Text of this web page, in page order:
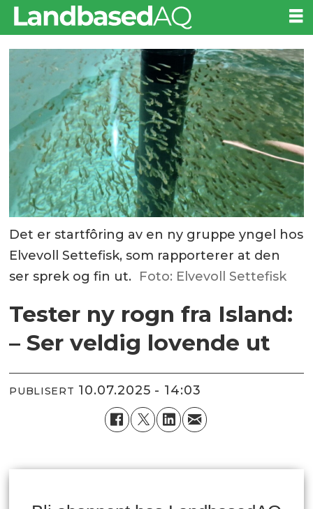
Det er startfôring av en ny gruppe yngel hos
Elvevoll Settefisk, som rapporterer at den
ser sprek og fin ut. Foto: Elvevoll Settefisk
Tester ny rogn fra Island:
– Ser veldig lovende ut
PUBLISERT 10.07.2025 - 14:03